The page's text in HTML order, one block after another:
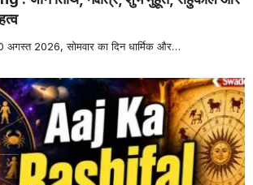
2026, सोमवार का दिन धार्मिक और…